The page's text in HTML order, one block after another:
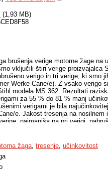
(1,93 MB)
brušenja verige motorne žage na
vključili štiri verige proizvajalca
verigo in tri verige, ki smo
Werke Cane/e). Z vsako verigo
modela MS 362. Rezultati
za 55 % do 81 % manj
verigami je bila
e. Jakost tresenja na nosilnem
najmanjša pa pri verigi,
prežagovanja kakor
verige. Z učinkovitostjo
tresenja na obeh ročajih.
verige motorne žage za
motorne žage.
žaga, tresenje, učinkovitost